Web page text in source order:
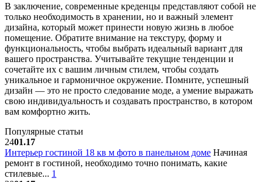
В заключение, современные креденцы представляют собой не
только необходимость в хранении, но и важный элемент
дизайна, который может принести новую жизнь в любое
помещение. Обратите внимание на текстуру, форму и
функциональность, чтобы выбрать идеальный вариант для
вашего пространства. Учитывайте текущие тенденции и
сочетайте их с вашим личным стилем, чтобы создать
уникальное и гармоничное окружение. Помните, успешный
дизайн — это не просто следование моде, а умение выражать
свою индивидуальность и создавать пространство, в котором
вам комфортно жить.
Популярные статьи
2401.17
Интерьер гостиной 18 кв м фото в панельном доме Начиная
ремонт в гостиной, необходимо точно понимать, какие
стилевые... 1